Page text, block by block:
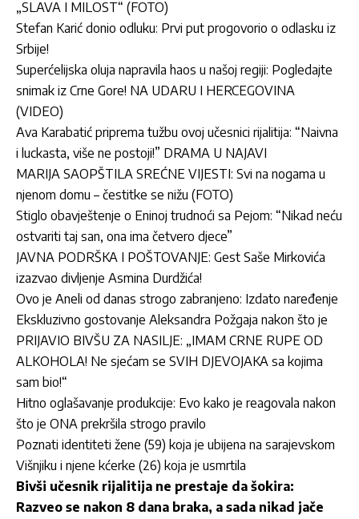
„SLAVA I MILOST“ (FOTO)
Stefan Karić donio odluku: Prvi put progovorio o odlasku iz
Srbije!
Superćelijska oluja napravila haos u našoj regiji: Pogledajte
snimak iz Crne Gore! NA UDARU I HERCEGOVINA
(VIDEO)
Ava Karabatić priprema tužbu ovoj učesnici rijalitija: “Naivna
i luckasta, više ne postoji!” DRAMA U NAJAVI
MARIJA SAOPŠTILA SREĆNE VIJESTI: Svi na nogama u
njenom domu – čestitke se nižu (FOTO)
Stiglo obavještenje o Eninoj trudnoći sa Pejom: “Nikad neću
ostvariti taj san, ona ima četvero djece”
JAVNA PODRŠKA I POŠTOVANJE: Gest Saše Mirkovića
izazvao divljenje Asmina Durdžića!
Ovo je Aneli od danas strogo zabranjeno: Izdato naređenje
Ekskluzivno gostovanje Aleksandra Požgaja nakon što je
PRIJAVIO BIVŠU ZA NASILJE: „IMAM CRNE RUPE OD
ALKOHOLA! Ne sjećam se SVIH DJEVOJAKA sa kojima
sam bio!“
Hitno oglašavanje produkcije: Evo kako je reagovala nakon
što je ONA prekršila strogo pravilo
Poznati identiteti žene (59) koja je ubijena na sarajevskom
Višnjiku i njene kćerke (26) koja je usmrtila
Bivši učesnik rijalitija ne prestaje da šokira:
Razveo se nakon 8 dana braka, a sada nikad jače